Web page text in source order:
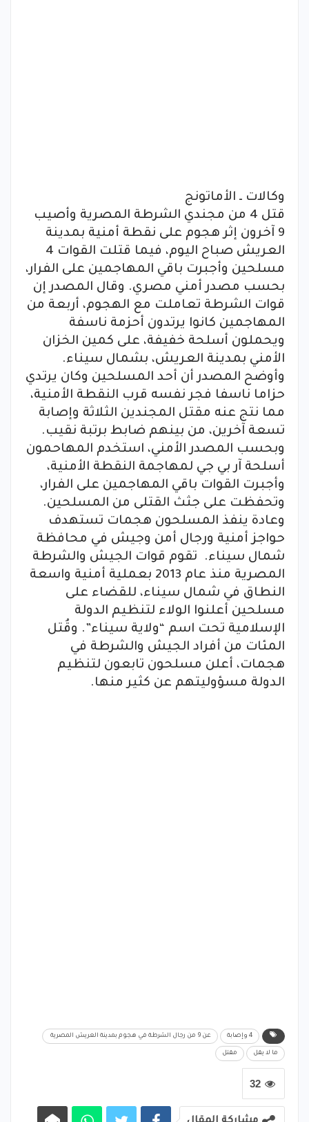
وكالات ـ الأماتونج
قتل 4 من مجندي الشرطة المصرية وأصيب
9 آخرون إثر هجوم على نقطة أمنية بمدينة
العريش صباح اليوم، فيما قتلت القوات 4
مسلحين وأجبرت باقي المهاجمين على الفرار،
بحسب مصدر أمني مصري. وقال المصدر إن
قوات الشرطة تعاملت مع الهجوم، أربعة من
المهاجمين كانوا يرتدون أحزمة ناسفة
ويحملون أسلحة خفيفة، على كمين الخزان
الأمني بمدينة العريش، بشمال سيناء.
وأوضح المصدر أن أحد المسلحين وكان يرتدي
حزاما ناسفا فجر نفسه قرب النقطة الأمنية،
مما نتج عنه مقتل المجندين الثلاثة وإصابة
تسعة آخرين، من بينهم ضابط برتبة نقيب.
وبحسب المصدر الأمني، استخدم المهاحمون
أسلحة آر بي جي لمهاجمة النقطة الأمنية،
وأجبرت القوات باقي المهاجمين على الفرار،
وتحفظت على جثث القتلى من المسلحين.
وعادة ينفذ المسلحون هجمات تستهدف
حواجز أمنية ورجال أمن وجيش في محافظة
شمال سيناء. تقوم قوات الجيش والشرطة
المصرية منذ عام 2013 بعملية أمنية واسعة
النطاق في شمال سيناء، للقضاء على
مسلحين أعلنوا الولاء لتنظيم الدولة
الإسلامية تحت اسم “ولاية سيناء”. وقُتل
المئات من أفراد الجيش والشرطة في
هجمات، أعلن مسلحون تابعون لتنظيم
الدولة مسؤوليتهم عن كثير منها.
4 وإصابة عن 9 من رجال الشرطة في هجوم بمدينة العريش المصرية ‏
ما لا يقل مقتل
32